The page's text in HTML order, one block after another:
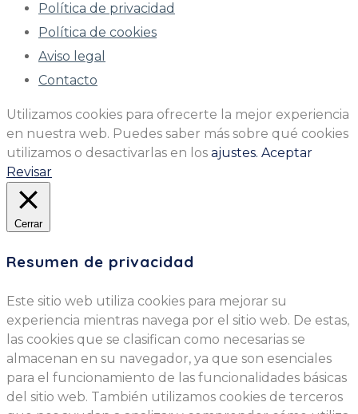
Política de privacidad
Política de cookies
Aviso legal
Contacto
Utilizamos cookies para ofrecerte la mejor experiencia
en nuestra web. Puedes saber más sobre qué cookies
utilizamos o desactivarlas en los ajustes. Aceptar
Revisar
Cerrar
Resumen de privacidad
Este sitio web utiliza cookies para mejorar su
experiencia mientras navega por el sitio web. De estas,
las cookies que se clasifican como necesarias se
almacenan en su navegador, ya que son esenciales
para el funcionamiento de las funcionalidades básicas
del sitio web. También utilizamos cookies de terceros